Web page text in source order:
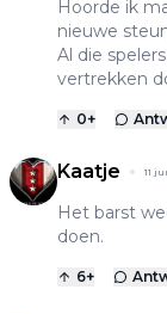
Hoorde ik
nieuwe
Al die
vertrekken
0+
Kaatje 11
Het barst
doen.
6+